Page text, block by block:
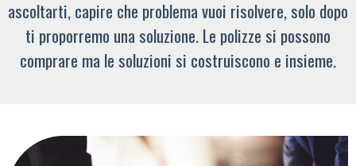
ascoltarti, capire che problema vuoi risolvere, solo dopo
ti proporremo una soluzione. Le polizze si possono
comprare ma le soluzioni si costruiscono e insieme.